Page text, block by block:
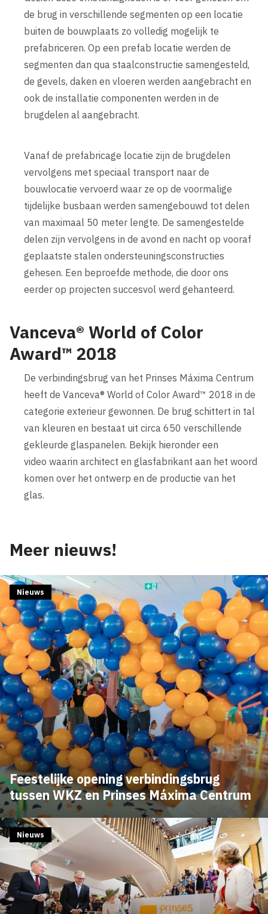
de brug in verschillende segmenten op een locatie
buiten de bouwplaats zo volledig mogelijk te
prefabriceren. Op een prefab locatie werden de
segmenten dan qua staalconstructie samengesteld,
de gevels, daken en vloeren werden aangebracht en
ook de installatie componenten werden in de
brugdelen al aangebracht.
Vanaf de prefabricage locatie zijn de brugdelen
vervolgens met speciaal transport naar de
bouwlocatie vervoerd waar ze op de voormalige
tijdelijke busbaan werden samengebouwd tot delen
van maximaal 50 meter lengte. De samengestelde
delen zijn vervolgens in de avond en nacht op vooraf
geplaatste stalen ondersteuningsconstructies
gehesen. Een beproefde methode, die door ons
eerder op projecten succesvol werd gehanteerd.
Vanceva® World of Color
Award™ 2018
De verbindingsbrug van het Prinses Máxima Centrum
heeft de Vanceva® World of Color Award™ 2018 in de
categorie exterieur gewonnen. De brug schittert in tal
van kleuren en bestaat uit circa 650 verschillende
gekleurde glaspanelen. Bekijk hieronder een
video waarin architect en glasfabrikant aan het woord
komen over het ontwerp en de productie van het
glas.
Meer nieuws!
Feestelijke opening verbindingsbrug
tussen WKZ en Prinses Máxima Centrum
Nieuws
Nieuws